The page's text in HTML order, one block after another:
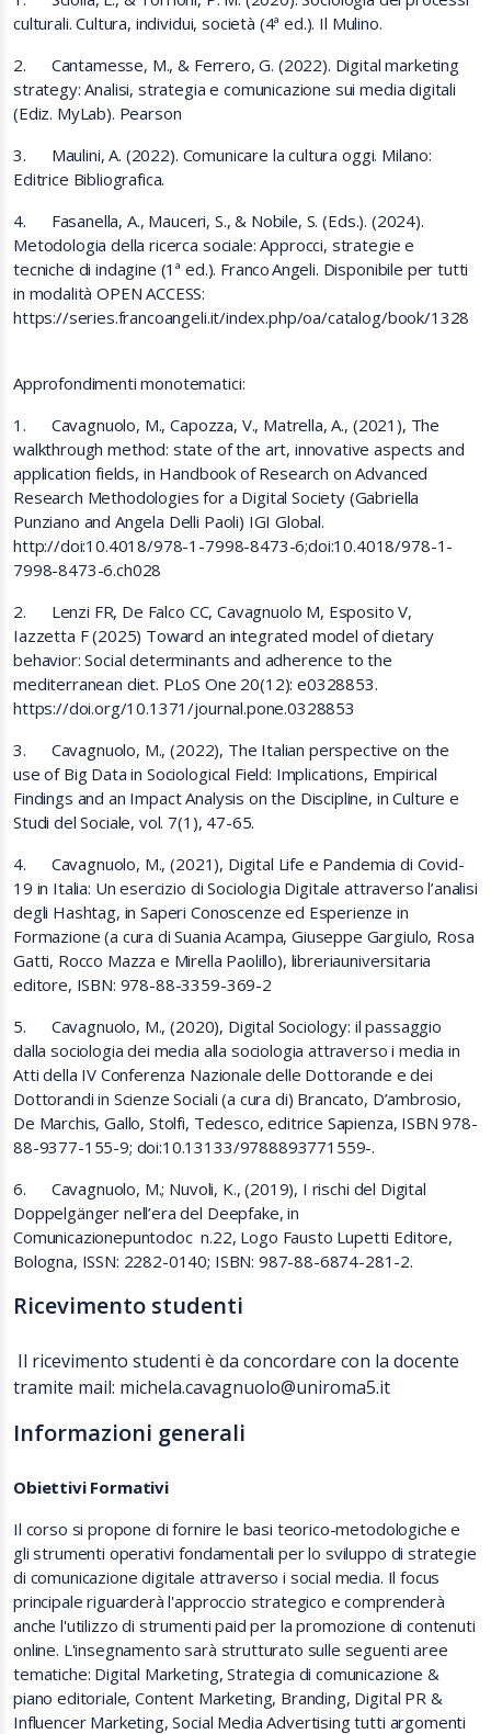
culturali. Cultura, individui, società (4ª ed.). Il Mulino.
2. Cantamesse, M., & Ferrero, G. (2022). Digital marketing
strategy: Analisi, strategia e comunicazione sui media digitali
(Ediz. MyLab). Pearson
3. Maulini, A. (2022). Comunicare la cultura oggi. Milano:
Editrice Bibliografica.
4. Fasanella, A., Mauceri, S., & Nobile, S. (Eds.). (2024).
Metodologia della ricerca sociale: Approcci, strategie e
tecniche di indagine (1ª ed.). Franco Angeli. Disponibile per tutti
in modalità OPEN ACCESS:
https://series.francoangeli.it/index.php/oa/catalog/book/1328
Approfondimenti monotematici:
1. Cavagnuolo, M., Capozza, V., Matrella, A., (2021), The
walkthrough method: state of the art, innovative aspects and
application fields, in Handbook of Research on Advanced
Research Methodologies for a Digital Society (Gabriella
Punziano and Angela Delli Paoli) IGI Global.
http://doi:10.4018/978-1-7998-8473-6;doi:10.4018/978-1-
7998-8473-6.ch028
2. Lenzi FR, De Falco CC, Cavagnuolo M, Esposito V,
Iazzetta F (2025) Toward an integrated model of dietary
behavior: Social determinants and adherence to the
mediterranean diet. PLoS One 20(12): e0328853.
https://doi.org/10.1371/journal.pone.0328853
3. Cavagnuolo, M., (2022), The Italian perspective on the
use of Big Data in Sociological Field: Implications, Empirical
Findings and an Impact Analysis on the Discipline, in Culture e
Studi del Sociale, vol. 7(1), 47-65.
4. Cavagnuolo, M., (2021), Digital Life e Pandemia di Covid-
19 in Italia: Un esercizio di Sociologia Digitale attraverso l’analisi
degli Hashtag, in Saperi Conoscenze ed Esperienze in
Formazione (a cura di Suania Acampa, Giuseppe Gargiulo, Rosa
Gatti, Rocco Mazza e Mirella Paolillo), libreriauniversitaria
editore, ISBN: 978-88-3359-369-2
5. Cavagnuolo, M., (2020), Digital Sociology: il passaggio
dalla sociologia dei media alla sociologia attraverso i media in
Atti della IV Conferenza Nazionale delle Dottorande e dei
Dottorandi in Scienze Sociali (a cura di) Brancato, D’ambrosio,
De Marchis, Gallo, Stolfi, Tedesco, editrice Sapienza, ISBN 978-
88-9377-155-9; doi:10.13133/9788893771559-.
6. Cavagnuolo, M.; Nuvoli, K., (2019), I rischi del Digital
Doppelgänger nell’era del Deepfake, in
Comunicazionepuntodoc n.22, Logo Fausto Lupetti Editore,
Bologna, ISSN: 2282-0140; ISBN: 987-88-6874-281-2.
Ricevimento studenti
Il ricevimento studenti è da concordare con la docente
tramite mail: michela.cavagnuolo@uniroma5.it
Informazioni generali
Obiettivi Formativi
Il corso si propone di fornire le basi teorico-metodologiche e
gli strumenti operativi fondamentali per lo sviluppo di strategie
di comunicazione digitale attraverso i social media. Il focus
principale riguarderà l'approccio strategico e comprenderà
anche l'utilizzo di strumenti paid per la promozione di contenuti
online. L'insegnamento sarà strutturato sulle seguenti aree
tematiche: Digital Marketing, Strategia di comunicazione &
piano editoriale, Content Marketing, Branding, Digital PR &
Influencer Marketing, Social Media Advertising tutti argomenti